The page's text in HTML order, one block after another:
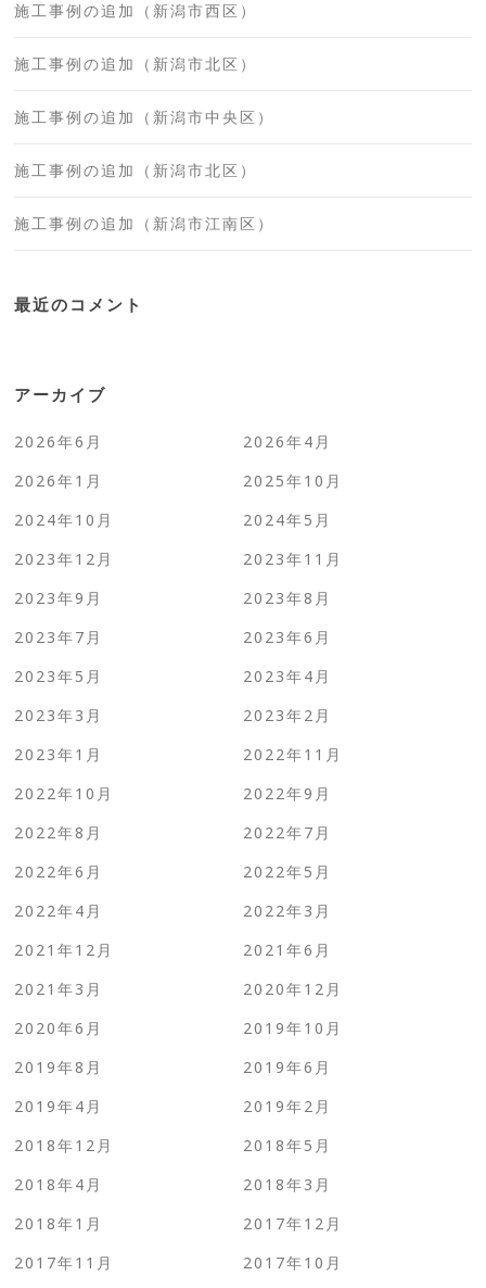
施工事例の追加（新潟市西区）
施工事例の追加（新潟市北区）
施工事例の追加（新潟市中央区）
施工事例の追加（新潟市北区）
施工事例の追加（新潟市江南区）
最近のコメント
アーカイブ
2026年6月
2026年4月
2026年1月
2025年10月
2024年10月
2024年5月
2023年12月
2023年11月
2023年9月
2023年8月
2023年7月
2023年6月
2023年5月
2023年4月
2023年3月
2023年2月
2023年1月
2022年11月
2022年10月
2022年9月
2022年8月
2022年7月
2022年6月
2022年5月
2022年4月
2022年3月
2021年12月
2021年6月
2021年3月
2020年12月
2020年6月
2019年10月
2019年8月
2019年6月
2019年4月
2019年2月
2018年12月
2018年5月
2018年4月
2018年3月
2018年1月
2017年12月
2017年11月
2017年10月